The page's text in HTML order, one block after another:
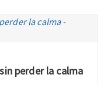
perder la calma